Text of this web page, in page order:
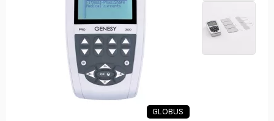
GLOBUS